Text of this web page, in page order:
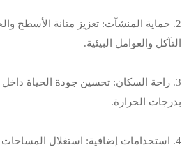
2. حماية المنشآت: تعزيز متانة الأسطح
التآكل والعوامل البيئية.
3. راحة السكان: تحسين جودة الحياة
بدرجات الحرارة.
4. استخدامات إضافية: استغلال